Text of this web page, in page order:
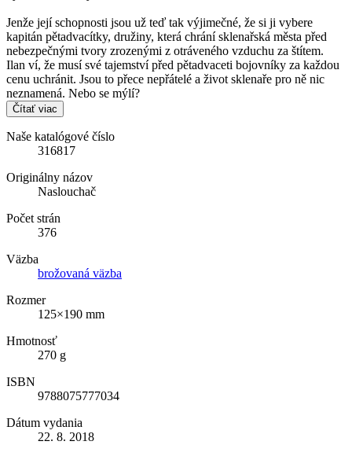
Jenže její schopnosti jsou už teď tak výjimečné, že si ji vybere
kapitán pětadvacítky, družiny, která chrání sklenařská města před
nebezpečnými tvory zrozenými z otráveného vzduchu za štítem.
Ilan ví, že musí své tajemství před pětadvaceti bojovníky za každou
cenu uchránit. Jsou to přece nepřátelé a život sklenaře pro ně nic
neznamená. Nebo se mýlí?
Čítať viac
Naše katalógové číslo
316817
Originálny názov
Naslouchač
Počet strán
376
Väzba
brožovaná väzba
Rozmer
125×190 mm
Hmotnosť
270 g
ISBN
9788075777034
Dátum vydania
22. 8. 2018